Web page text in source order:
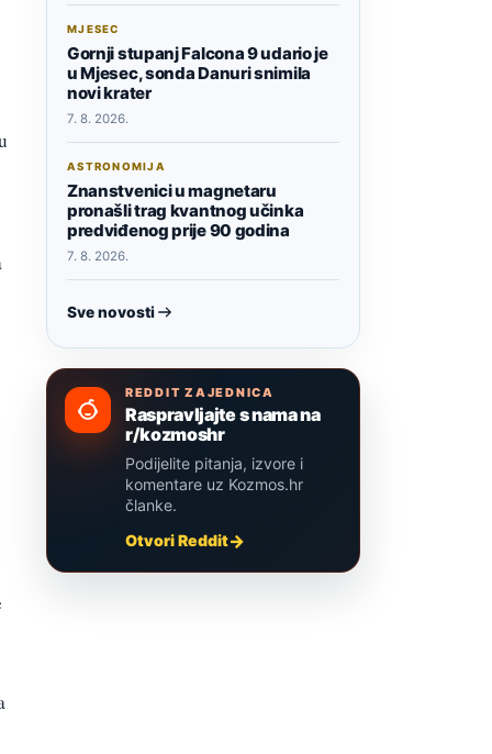
MJESEC
Gornji stupanj Falcona 9 udario je
u Mjesec, sonda Danuri snimila
novi krater
7. 8. 2026.
ASTRONOMIJA
Znanstvenici u magnetaru
pronašli trag kvantnog učinka
predviđenog prije 90 godina
7. 8. 2026.
Sve novosti
REDDIT ZAJEDNICA
Raspravljajte s nama na
r/kozmoshr
Podijelite pitanja, izvore i
komentare uz Kozmos.hr
članke.
Otvori Reddit